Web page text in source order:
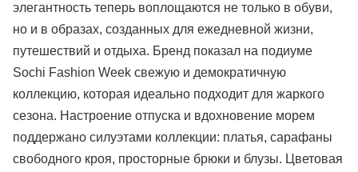
элегантность теперь воплощаются не только в обуви,
но и в образах, созданных для ежедневной жизни,
путешествий и отдыха. Бренд показал на подиуме
Sochi Fashion Week свежую и демократичную
коллекцию, которая идеально подходит для жаркого
сезона. Настроение отпуска и вдохновение морем
поддержано силуэтами коллекции: платья, сарафаны
свободного кроя, просторные брюки и блузы. Цветовая